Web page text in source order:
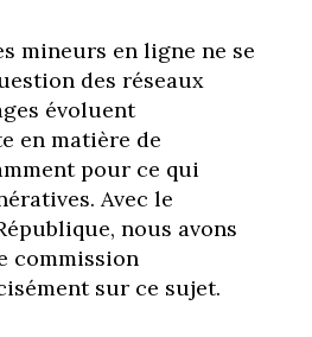
mineurs en ligne ne se
des réseaux
évoluent
en matière de
pour ce qui
Avec le
nous avons
commission
sur ce sujet.